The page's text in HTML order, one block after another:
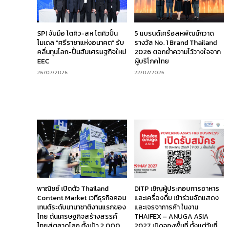
SPI จับมือ โตคิว-สห โตคิวปั้น
โมเดล “ศรีราชาแห่งอนาคต” รับ
คลื่นทุนโลก-ปั้นฮับเศรษฐกิจใหม่
EEC
26/07/2026
5 แบรนด์เครือสหพัฒน์กวาด
รางวัล No. 1 Brand Thailand
2026 ตอกย้ำความไว้วางใจจาก
ผู้บริโภคไทย
22/07/2026
พาณิชย์ เปิดตัว Thailand
Content Market เวทีธุรกิจคอน
เทนต์ระดับนานาชาติงานแรกของ
ไทย ดันเศรษฐกิจสร้างสรรค์
DITP เชิญผู้ประกอบการอาหาร
และเครื่องดื่ม เข้าร่วมจัดแสดง
และเจรจาการค้า ในงาน
THAIFEX – ANUGA ASIA